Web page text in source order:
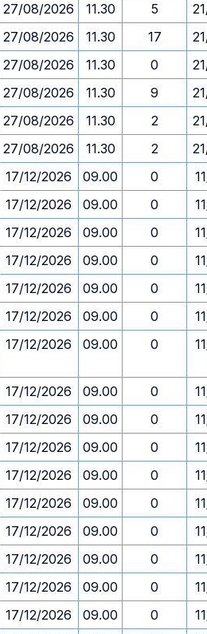
27/08/2026 11.30 5
27/08/2026 11.30 17
27/08/2026 11.30 0
27/08/2026 11.30 9
27/08/2026 11.30 2
27/08/2026 11.30 2
17/12/2026 09.00 0
17/12/2026 09.00 0
17/12/2026 09.00 0
17/12/2026 09.00 0
17/12/2026 09.00 0
17/12/2026 09.00 0
17/12/2026 09.00 0
17/12/2026 09.00 0
17/12/2026 09.00 0
17/12/2026 09.00 0
17/12/2026 09.00 0
17/12/2026 09.00 0
17/12/2026 09.00 0
17/12/2026 09.00 0
17/12/2026 09.00 0
17/12/2026 09.00 0